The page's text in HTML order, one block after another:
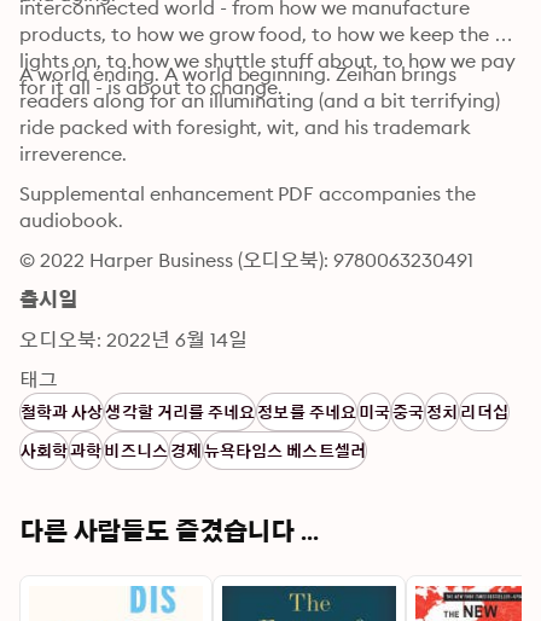
interconnected world - from how we manufacture
products, to how we grow food, to how we keep the
lights on, to how we shuttle stuff about, to how we pay
for it all - is about to change.
A world ending. A world beginning. Zeihan brings
readers along for an illuminating (and a bit terrifying)
ride packed with foresight, wit, and his trademark
Supplemental enhancement PDF accompanies the
audiobook.
© 2022 Harper Business (오디오북): 9780063230491
출시일
오디오북: 2022년 6월 14일
태그
철학과 사상생각할 거리를 주네요정보를 주네요미국중국정치리더십
사회학과학비즈니스경제뉴욕타임스 베스트셀러
다른 사람들도 즐겼습니다 ...